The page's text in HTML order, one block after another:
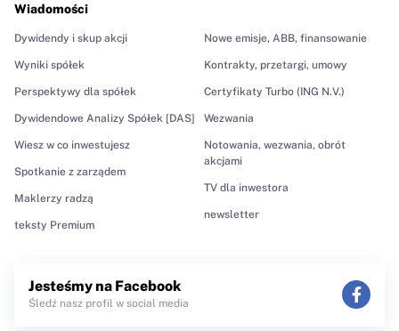
Wiadomości
Dywidendy i skup akcji
Wyniki spółek
Perspektywy dla spółek
Dywidendowe Analizy Spółek [DAS]
Wiesz w co inwestujesz
Spotkanie z zarządem
Maklerzy radzą
teksty Premium
Nowe emisje, ABB, finansowanie
Kontrakty, przetargi, umowy
Certyfikaty Turbo (ING N.V.)
Wezwania
Notowania, wezwania, obrót
akcjami
TV dla inwestora
newsletter
Jesteśmy na Facebook
Śledź nasz profil w social media